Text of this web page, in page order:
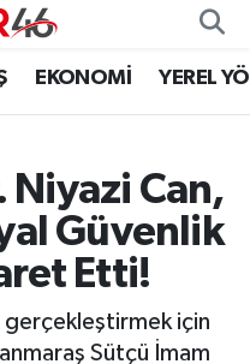
EKONOMİ YEREL
Niyazi Can,
Güvenlik
Etti!
için
Sütçü İmam
Vakitleri
Fikstür